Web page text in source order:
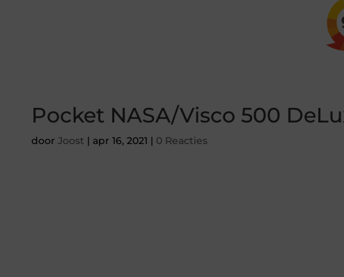
Pocket NASA/Visco 500
door Joost | apr 16, 2021 | 0 Reacties